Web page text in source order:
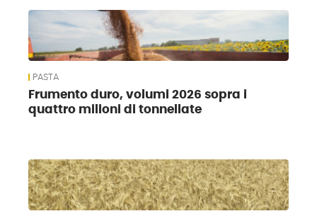
PASTA
Frumento duro, volumi 2026 sopra i
quattro milioni di tonnellate